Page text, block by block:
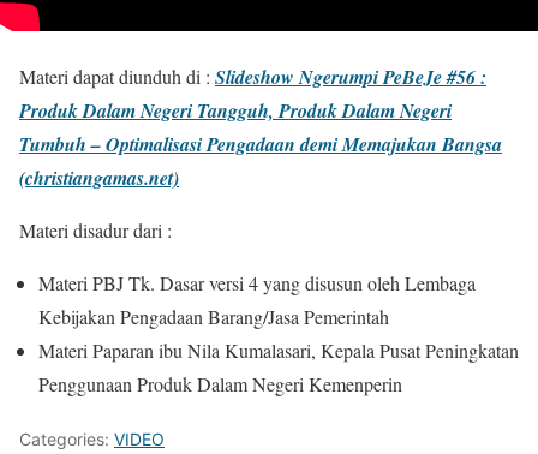
Materi dapat diunduh di : Slideshow Ngerumpi PeBeJe #56 :
Produk Dalam Negeri Tangguh, Produk Dalam Negeri
Tumbuh – Optimalisasi Pengadaan demi Memajukan Bangsa
(christiangamas.net)
Materi disadur dari :
Materi PBJ Tk. Dasar versi 4 yang disusun oleh Lembaga
Kebijakan Pengadaan Barang/Jasa Pemerintah
Materi Paparan ibu Nila Kumalasari, Kepala Pusat Peningkatan
Penggunaan Produk Dalam Negeri Kemenperin
Categories: VIDEO